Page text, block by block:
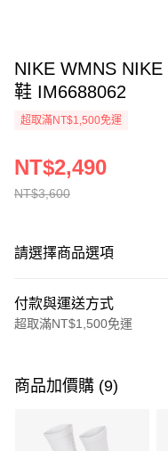
NIKE WMNS
鞋 IM6688062
超取滿NT$1,500免運
NT$3,600
NT$2,490
請選擇商品選項
付款與運送方式
超取滿NT$1,500免運
信用卡一次付款
3 期 0 利率 每期
商品加價購 (9)